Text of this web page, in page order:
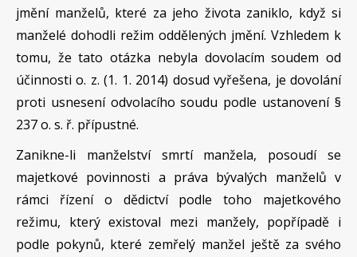
jmění manželů, které za jeho života zaniklo, když si
manželé dohodli režim oddělených jmění. Vzhledem k
tomu, že tato otázka nebyla dovolacím soudem od
účinnosti o. z. (1. 1. 2014) dosud vyřešena, je dovolání
proti usnesení odvolacího soudu podle ustanovení §
237 o. s. ř. přípustné.
Zanikne-li manželství smrtí manžela, posoudí se
majetkové povinnosti a práva bývalých manželů v
rámci řízení o dědictví podle toho majetkového
režimu, který existoval mezi manžely, popřípadě i
podle pokynů, které zemřelý manžel ještě za svého